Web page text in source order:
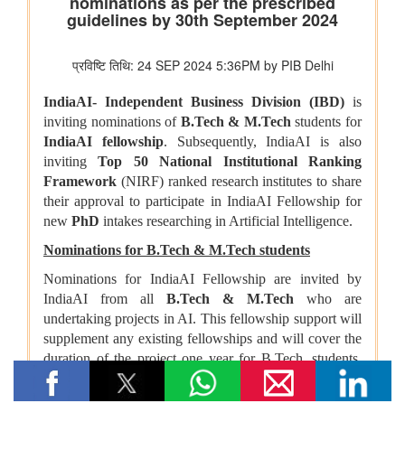
प्रेस नोट
पेट्रोलियम एवं प्राकृतिक गैस मंत्रालय
तेल विपणन कंपनियों (ओएमसी) ने ई20 पेट्रोल में नमी और क्लोराइड की
मौजूदगी की जांच की: 500 पीपीएम क्लोराइड और नमी की मौजूदगी के दावों
की पुष्टि नहीं हुई
रेल मंत्रालय
भारतीय रेलवे ने चित्रकूट के लिए सीधी रेल कनेक्टिविटी मजबूत करने के
एक्सप्रेस सेवाओं के विलय को मंजूरी दी
भारतीय रेलवे ने मध्य प्रदेश में इटारसी-मदन महल के बीच दैनिक पैसेंजर सेवा
शुरू करने की स्वीकृति दी
विज्ञान एवं प्रौद्योगिकी मंत्रालय
सीएसआईआर-सीआरआरआई ने राजस्थान सरकार के समक्ष स्वदेशी